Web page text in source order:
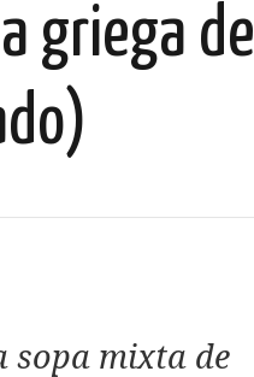
griega de
sopa mixta de